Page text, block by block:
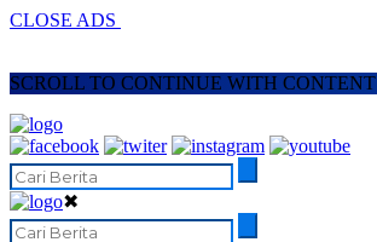
CLOSE ADS
SCROLL TO CONTINUE WITH CONTENT
✖